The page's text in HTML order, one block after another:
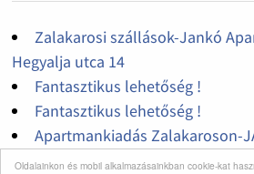
Oldalainkon és mobil alkalmazásainkban cookie-kat
Zalakarosi szállások-Jankó
Hegyalja utca 14
Fantasztikus lehetőség !
Fantasztikus lehetőség !
Apartmankiadás Zalakaroson-
APARTMANHÁZ